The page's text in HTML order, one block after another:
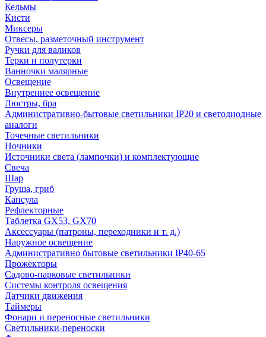
Кельмы
Кисти
Миксеры
Отвесы, разметочный инструмент
Ручки для валиков
Терки и полутерки
Ванночки малярные
Освещение
Внутреннее освещение
Люстры, бра
Административно-бытовые светильники IP20 и светодиодные
аналоги
Точечные светильники
Ночники
Источники света (лампочки) и комплектующие
Свеча
Шар
Груша, гриб
Капсула
Рефлекторные
Таблетка GX53, GX70
Аксессуары (патроны, переходники и т. д.)
Наружное освещение
Административно бытовые светильники IP40-65
Прожекторы
Садово-парковые светильники
Системы контроля освещения
Датчики движения
Таймеры
Фонари и переносные светильники
Светильники-переноски